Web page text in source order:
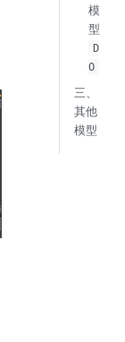
模
型
D
O
三、
其他
模型